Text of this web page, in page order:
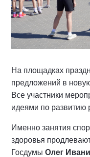
На площадках
предложений в
Все участники
идеями по развитию
Именно занятия
здоровья
Госдумы Олег